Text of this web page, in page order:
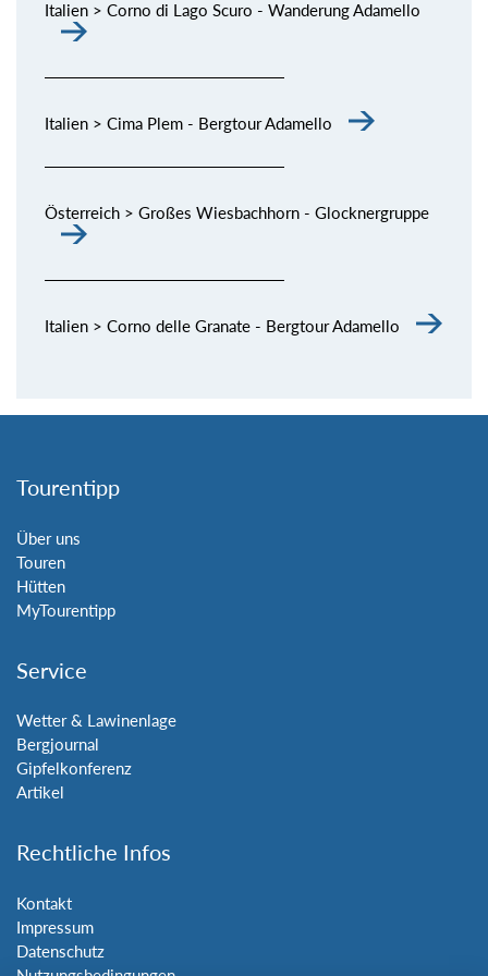
Italien > Corno di Lago Scuro - Wanderung Adamello
Italien > Cima Plem - Bergtour Adamello
Österreich > Großes Wiesbachhorn - Glocknergruppe
Italien > Corno delle Granate - Bergtour Adamello
Tourentipp
Über uns
Touren
Hütten
MyTourentipp
Service
Wetter & Lawinenlage
Bergjournal
Gipfelkonferenz
Artikel
Rechtliche Infos
Kontakt
Impressum
Datenschutz